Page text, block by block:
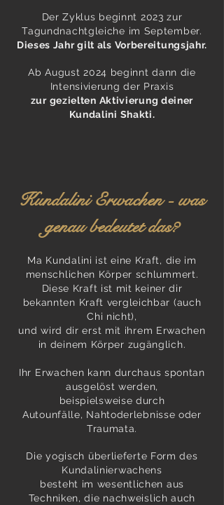
Der Zyklus beginnt 2023 zur
Tagundnachtgleiche im September.
Dieses Jahr gilt als Vorbereitungsjahr.
Ab August 2024 beginnt dann die
Intensivierung der Praxis
zur gezielten Aktivierung deiner
Kundalini Shakti.
KundaliniErwachen - was
genau bedeutet das?
Ma Kundalini ist eine Kraft, die im
menschlichen Körper schlummert.
Diese Kraft ist mit keiner dir
bekannten Kraft vergleichbar (auch
Chi nicht),
und wird dir erst mit ihrem Erwachen
in deinem Körper zugänglich.
Ihr Erwachen kann durchaus spontan
ausgelöst werden,
beispielsweise durch
Autounfälle, Nahtoderlebnisse oder
Traumata.
Die yogisch überlieferte Form des
Kundalinierwachens
besteht im wesentlichen aus
Techniken, die nachweislich auch